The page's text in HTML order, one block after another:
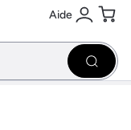
Aide
Se